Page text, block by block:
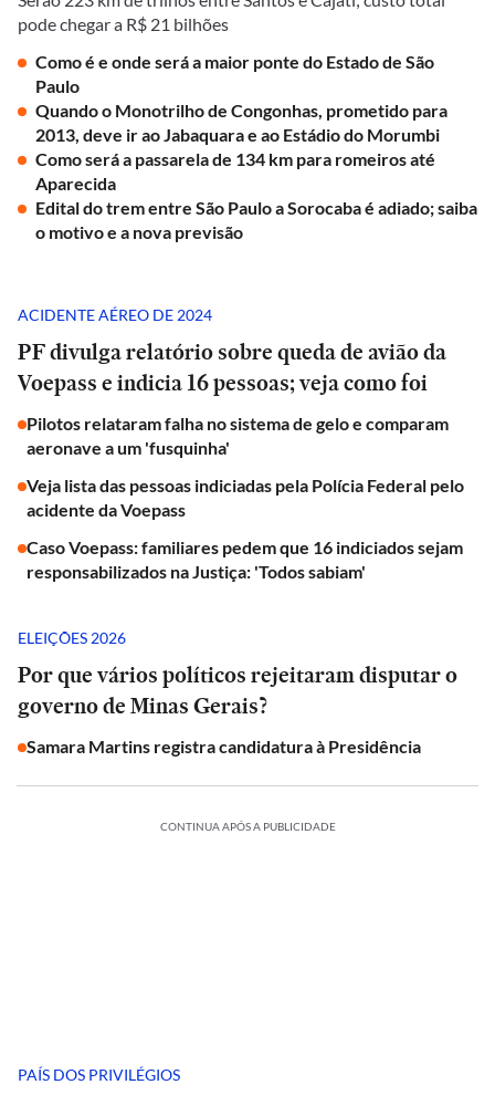
pode chegar a R$ 21 bilhões
Como é e onde será a maior ponte do Estado de São
Paulo
Quando o Monotrilho de Congonhas, prometido para
2013, deve ir ao Jabaquara e ao Estádio do Morumbi
Como será a passarela de 134 km para romeiros até
Aparecida
Edital do trem entre São Paulo a Sorocaba é adiado; saiba
o motivo e a nova previsão
ACIDENTE AÉREO DE 2024
PF divulga relatório sobre queda de avião da
Voepass e indicia 16 pessoas; veja como foi
Pilotos relataram falha no sistema de gelo e comparam
aeronave a um 'fusquinha'
Veja lista das pessoas indiciadas pela Polícia Federal pelo
acidente da Voepass
Caso Voepass: familiares pedem que 16 indiciados sejam
responsabilizados na Justiça: 'Todos sabiam'
ELEIÇÕES 2026
Por que vários políticos rejeitaram disputar o
governo de Minas Gerais?
Samara Martins registra candidatura à Presidência
CONTINUA APÓS A PUBLICIDADE
PAÍS DOS PRIVILÉGIOS